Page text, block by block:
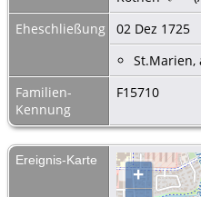
Eheschließung
02 Dez 1725
St.Marien,
Familien-
Kennung
F15710
Ereignis-Karte
+